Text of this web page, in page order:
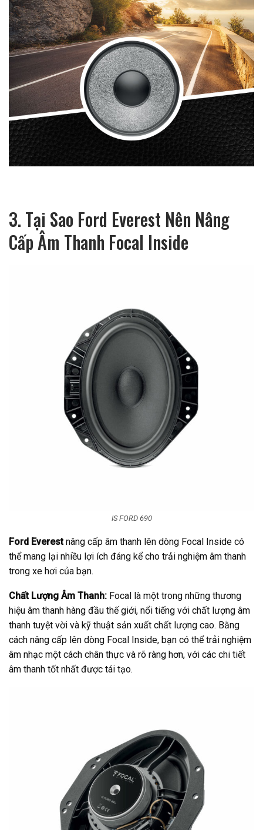
3. Tại Sao Ford Everest Nên Nâng
Cấp Âm Thanh Focal Inside
IS FORD 690
Ford Everestnâng cấp âm thanh lên dòng Focal Inside có
thể mang lại nhiều lợi ích đáng kể cho trải nghiệm âm thanh
trong xe hơi của bạn.
Chất Lượng Âm Thanh: Focal là một trong những thương
hiệu âm thanh hàng đầu thế giới, nổi tiếng với chất lượng âm
thanh tuyệt vời và kỹ thuật sản xuất chất lượng cao. Bằng
cách nâng cấp lên dòng Focal Inside, bạn có thể trải nghiệm
âm nhạc một cách chân thực và rõ ràng hơn, với các chi tiết
âm thanh tốt nhất được tái tạo.